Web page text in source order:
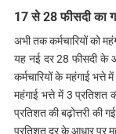
17 से 28 फीसदी का
अभी तक कर्मचारियों को
यह नई दर 28 फीसदी के
कर्मचारियों के महंगाई
महंगाई भत्ते में 3 प्रतिशत
प्रतिशत की बढ़ोत्तरी की
प्रतिशत दर के आधार पर